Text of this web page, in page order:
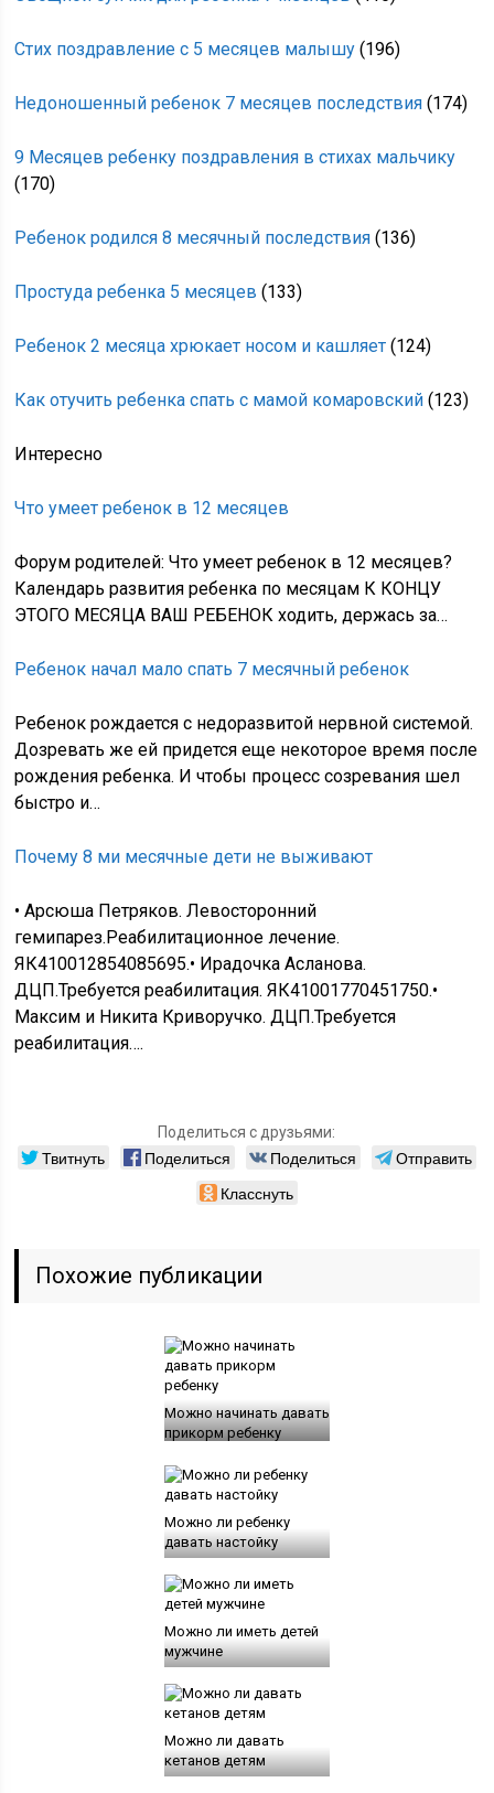
Стих поздравление с 5 месяцев малышу (196)
Недоношенный ребенок 7 месяцев последствия (174)
9 Месяцев ребенку поздравления в стихах мальчику
(170)
Ребенок родился 8 месячный последствия (136)
Простуда ребенка 5 месяцев (133)
Ребенок 2 месяца хрюкает носом и кашляет (124)
Как отучить ребенка спать с мамой комаровский (123)
Интересно
Что умеет ребенок в 12 месяцев
Форум родителей: Что умеет ребенок в 12 месяцев?
Календарь развития ребенка по месяцам К КОНЦУ
ЭТОГО МЕСЯЦА ВАШ РЕБЕНОК ходить, держась за…
Ребенок начал мало спать 7 месячный ребенок
Ребенок рождается с недоразвитой нервной системой.
Дозревать же ей придется еще некоторое время после
рождения ребенка. И чтобы процесс созревания шел
быстро и…
Почему 8 ми месячные дети не выживают
• Арсюша Петряков. Левосторонний
гемипарез.Реабилитационное лечение.
ЯК410012854085695.• Ирадочка Асланова.
ДЦП.Требуется реабилитация. ЯК41001770451750.•
Максим и Никита Криворучко. ДЦП.Требуется
реабилитация….
Поделиться с друзьями:
Твитнуть Поделиться Поделиться
Отправить
Класснуть
Похожие публикации
Можно начинать давать
прикорм ребенку
Можно ли ребенку
давать настойку
Можно ли иметь детей
мужчине
Можно ли давать
кетанов детям